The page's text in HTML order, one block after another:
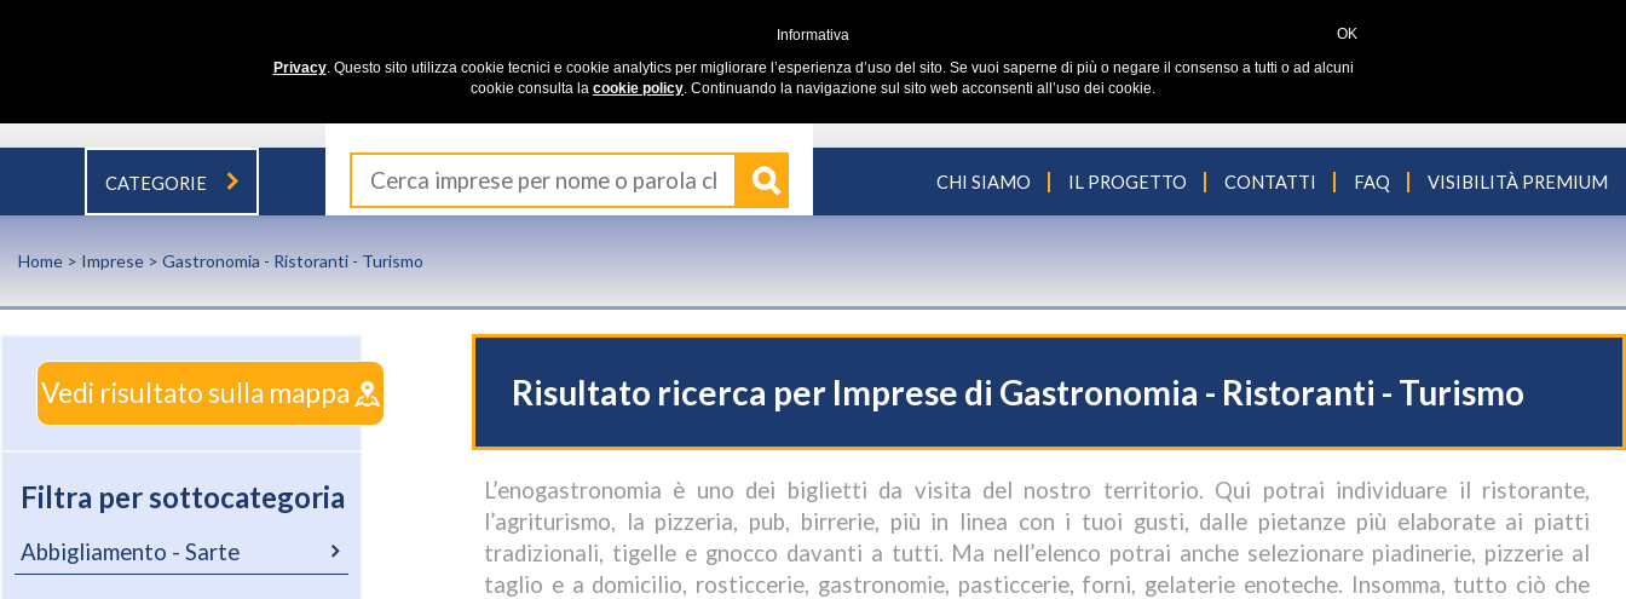
CATEGORIE CHI SIAMO IL PROGETTO CONTATTI FAQ VISIBILITÀ PREMIUM
Home > Imprese > Gastronomia - Ristoranti - Turismo
Vedi risultato sulla mappa
Filtra per sottocategoria
Abbigliamento - Sarte
Risultato ricerca per Imprese di Gastronomia - Ristoranti - Turismo
L’enogastronomia è uno dei biglietti da visita del nostro territorio. Qui potrai individuare il ristorante,
l’agriturismo, la pizzeria, pub, birrerie, più in linea con i tuoi gusti, dalle pietanze più elaborate ai piatti
tradizionali, tigelle e gnocco davanti a tutti. Ma nell’elenco potrai anche selezionare piadinerie, pizzerie al
taglio e a domicilio, rosticcerie, gastronomie, pasticcerie, forni, gelaterie enoteche. Insomma, tutto ciò che
OK
Informativa
Privacy. Questo sito utilizza cookie tecnici e cookie analytics per migliorare l’esperienza d’uso del sito. Se vuoi saperne di più o negare il consenso a tutti o ad alcuni
cookie consulta la cookie policy. Continuando la navigazione sul sito web acconsenti all’uso dei cookie.